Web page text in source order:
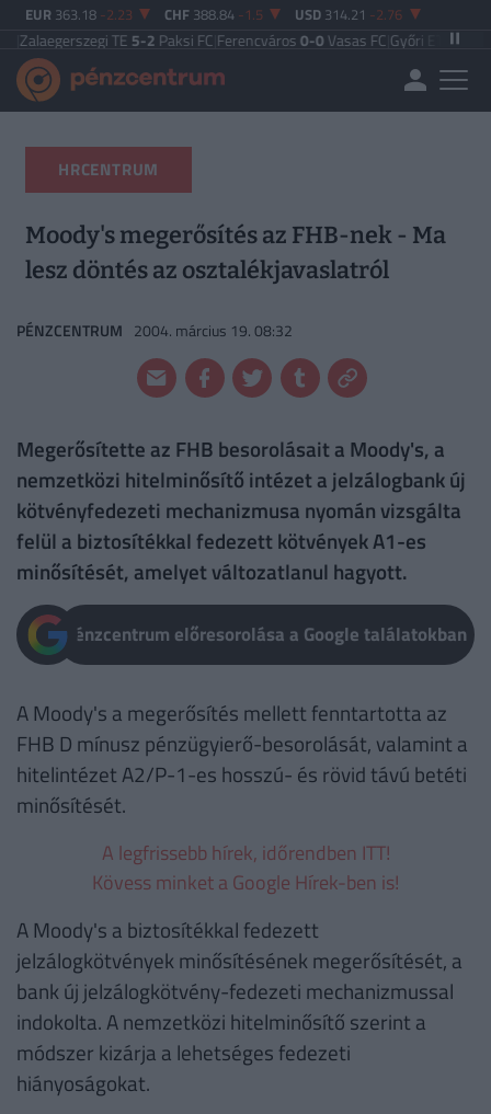
EUR 363.18 -2.23 CHF 388.84 -1.5 USD 314.21 -2.76
TE5-2Paksi FC|Ferencváros0-0Vasas FC|Győri ETO FC4-0
HRCENTRUM
Moody's megerősítés az FHB-nek - Ma
lesz döntés az osztalékjavaslatról
PÉNZCENTRUM 2004. március 19. 08:32
Megerősítette az FHB besorolásait a Moody's, a
nemzetközi hitelminősítő intézet a jelzálogbank új
kötvényfedezeti mechanizmusa nyomán vizsgálta
felül a biztosítékkal fedezett kötvények A1-es
minősítését, amelyet változatlanul hagyott.
Pénzcentrum előresorolása a Google találatokban
A Moody's a megerősítés mellett fenntartotta az
FHB D mínusz pénzügyierő-besorolását, valamint a
hitelintézet A2/P-1-es hosszú- és rövid távú betéti
minősítését.
A legfrissebb hírek, időrendben ITT!
Kövess minket a Google Hírek-ben is!
A Moody's a biztosítékkal fedezett
jelzálogkötvények minősítésének megerősítését, a
bank új jelzálogkötvény-fedezeti mechanizmussal
indokolta. A nemzetközi hitelminősítő szerint a
módszer kizárja a lehetséges fedezeti
hiányoságokat.